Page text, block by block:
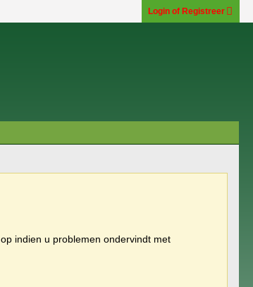
Login of Registreer
op indien u problemen ondervindt met